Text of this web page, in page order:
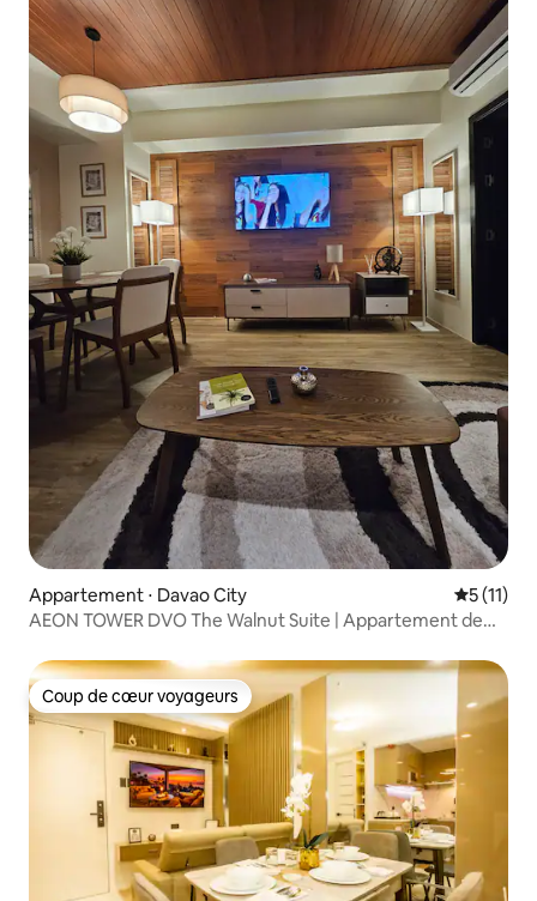
Appartement ⋅ Davao City
5 (11)
AEON TOWER DVO The Walnut Suite | Appartement de
Coup de cœur voyageurs
Coup de cœur voyageurs